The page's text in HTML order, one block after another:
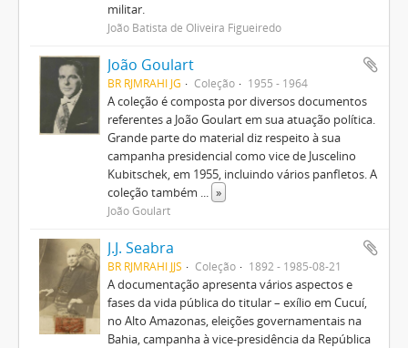
militar.
João Batista de Oliveira Figueiredo
João Goulart
BR RJMRAHI JG Coleção 1955 - 1964
A coleção é composta por diversos documentos
referentes a João Goulart em sua atuação política.
Grande parte do material diz respeito à sua
campanha presidencial como vice de Juscelino
Kubitschek, em 1955, incluindo vários panfletos. A
coleção também ... »
João Goulart
J.J. Seabra
BR RJMRAHI JJS Coleção 1892 - 1985-08-21
A documentação apresenta vários aspectos e
fases da vida pública do titular – exílio em Cucuí,
no Alto Amazonas, eleições governamentais na
Bahia, campanha à vice-presidência da República